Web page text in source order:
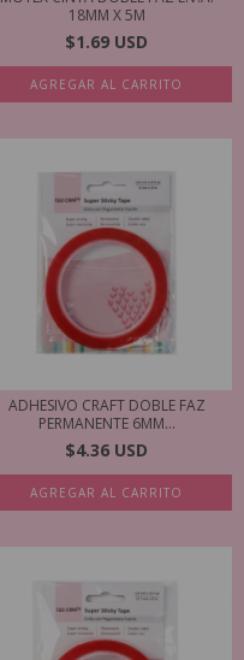
18MM X 5M
$1.69 USD
ADHESIVO CRAFT DOBLE FAZ
PERMANENTE 6MM...
$4.36 USD